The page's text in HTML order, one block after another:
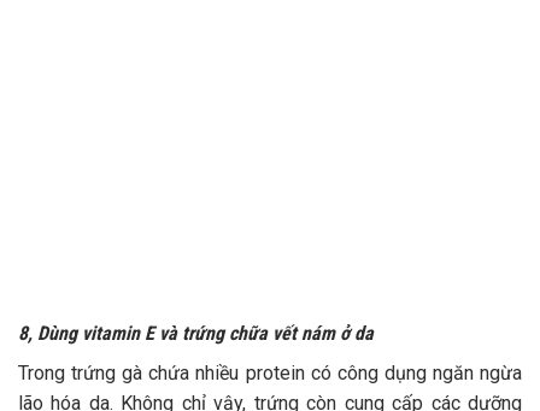
8, Dùng vitamin E và trứng chữa vết nám ở da
Trong trứng gà chứa nhiều protein có công dụng ngăn ngừa
lão hóa da. Không chỉ vậy, trứng còn cung cấp các dưỡng